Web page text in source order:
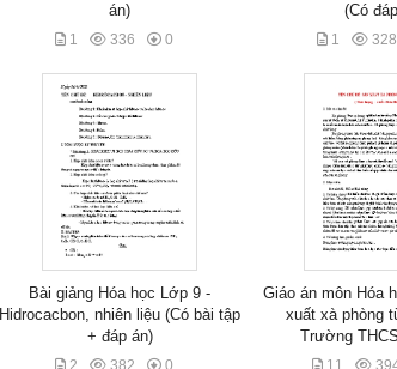
án)
1 336 0
(Có
1 328
Bài giảng Hóa học Lớp 9 -
Hidrocacbon, nhiên liệu (Có bài tập
+ đáp án)
Giáo án môn Hóa
xuất xà phòng
Trường